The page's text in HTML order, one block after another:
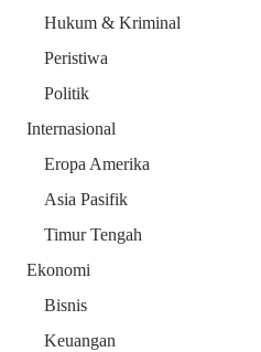
Hukum & Kriminal
Peristiwa
Politik
Internasional
Eropa Amerika
Asia Pasifik
Timur Tengah
Ekonomi
Bisnis
Keuangan